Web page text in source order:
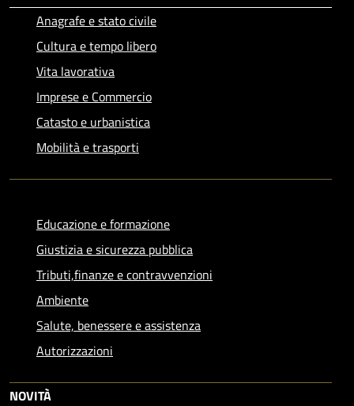
Anagrafe e stato civile
Cultura e tempo libero
Vita lavorativa
Imprese e Commercio
Catasto e urbanistica
Mobilità e trasporti
Educazione e formazione
Giustizia e sicurezza pubblica
Tributi,finanze e contravvenzioni
Ambiente
Salute, benessere e assistenza
Autorizzazioni
NOVITÀ